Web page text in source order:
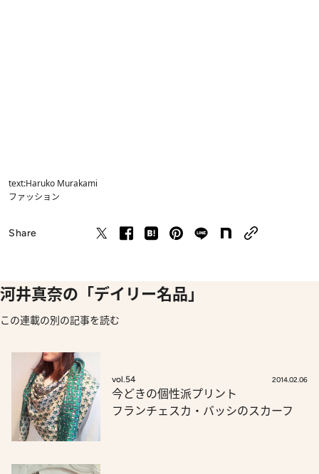
text:Haruko Murakami
ファッション
Share
河井真奈の「デイリー名品」
この連載の別の記事を読む
vol.54 2014.02.06
今どきの個性派プリント
フランチェスカ・バッシのスカーフ